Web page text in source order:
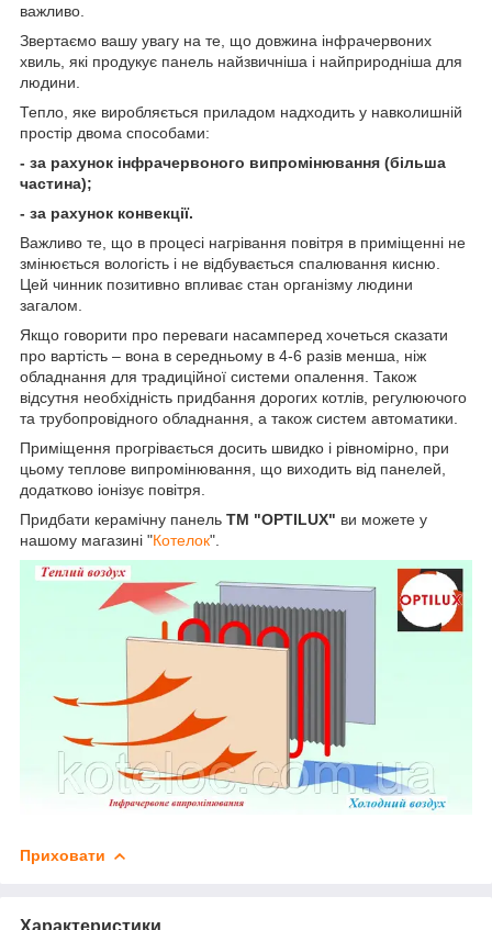
важливо.
Звертаємо вашу увагу на те, що довжина інфрачервоних
хвиль, які продукує панель найзвичніша і найприродніша для
людини.
Тепло, яке виробляється приладом надходить у навколишній
простір двома способами:
- за рахунок інфрачервоного випромінювання (більша
частина);
- за рахунок конвекції.
Важливо те, що в процесі нагрівання повітря в приміщенні не
змінюється вологість і не відбувається спалювання кисню.
Цей чинник позитивно впливає стан організму людини
загалом.
Якщо говорити про переваги насамперед хочеться сказати
про вартість – вона в середньому в 4-6 разів менша, ніж
обладнання для традиційної системи опалення. Також
відсутня необхідність придбання дорогих котлів, регулюючого
та трубопровідного обладнання, а також систем автоматики.
Приміщення прогрівається досить швидко і рівномірно, при
цьому теплове випромінювання, що виходить від панелей,
додатково іонізує повітря.
Придбати керамічну панель ТМ "OPTILUX" ви можете у
нашому магазині "Котелок".
Приховати
Характеристики